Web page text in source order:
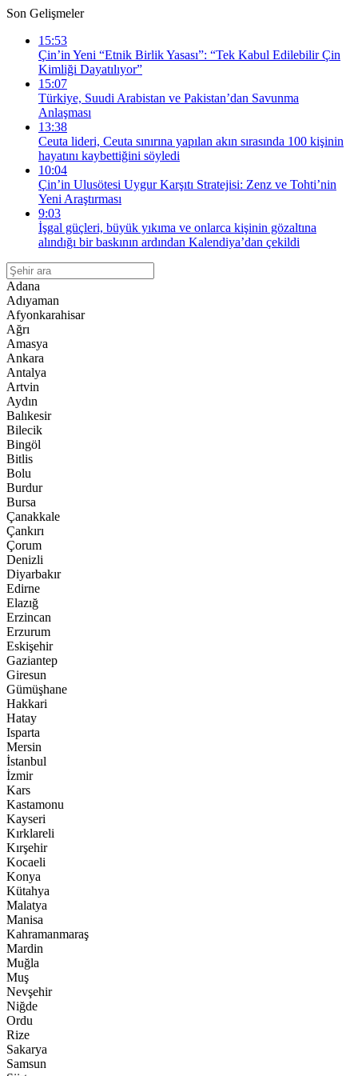
Son Gelişmeler
15:53
Çin’in Yeni “Etnik Birlik Yasası”: “Tek Kabul Edilebilir Çin
Kimliği Dayatılıyor”
15:07
Türkiye, Suudi Arabistan ve Pakistan’dan Savunma
Anlaşması
13:38
Ceuta lideri, Ceuta sınırına yapılan akın sırasında 100 kişinin
hayatını kaybettiğini söyledi
10:04
Çin’in Ulusötesi Uygur Karşıtı Stratejisi: Zenz ve Tohti’nin
Yeni Araştırması
9:03
İşgal güçleri, büyük yıkıma ve onlarca kişinin gözaltına
alındığı bir baskının ardından Kalendiya’dan çekildi
Adana
Adıyaman
Afyonkarahisar
Ağrı
Amasya
Ankara
Antalya
Artvin
Aydın
Balıkesir
Bilecik
Bingöl
Bitlis
Bolu
Burdur
Bursa
Çanakkale
Çankırı
Çorum
Denizli
Diyarbakır
Edirne
Elazığ
Erzincan
Erzurum
Eskişehir
Gaziantep
Giresun
Gümüşhane
Hakkari
Hatay
Isparta
Mersin
İstanbul
İzmir
Kars
Kastamonu
Kayseri
Kırklareli
Kırşehir
Kocaeli
Konya
Kütahya
Malatya
Manisa
Kahramanmaraş
Mardin
Muğla
Muş
Nevşehir
Niğde
Ordu
Rize
Sakarya
Samsun